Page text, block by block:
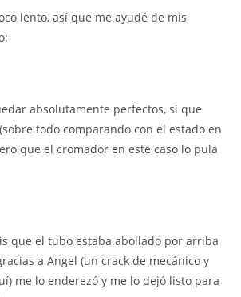
lento, así que me ayudé de mis
absolutamente perfectos, si que
todo comparando con el estado en
que el cromador en este caso lo pula
que el tubo estaba abollado por arriba
a Angel (un crack de mecánico y
me lo enderezó y me lo dejó listo para